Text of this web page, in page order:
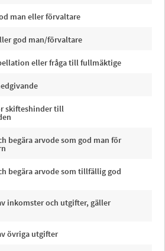
man eller förvaltare
god man/förvaltare
eller fråga till fullmäktige
skifteshinder till
begära arvode som god man för
begära arvode som tillfällig god
inkomster och utgifter, gäller
övriga utgifter